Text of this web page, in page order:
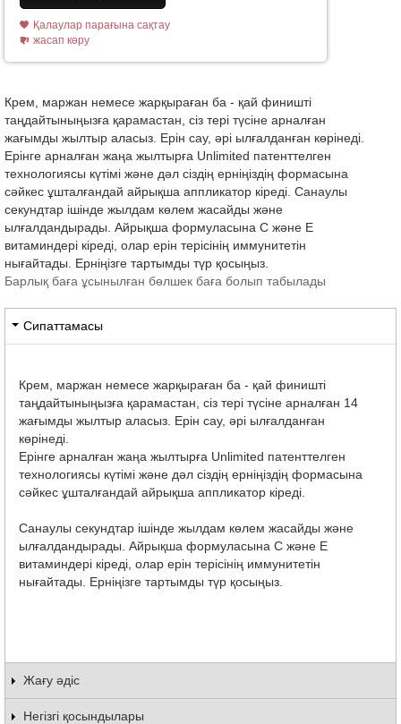
Қалаулар парағына сақтау
жасап көру
Крем, маржан немесе жарқыраған ба - қай финишті
таңдайтыныңызға қарамастан, сіз тері түсіне арналған
жағымды жылтыр аласыз. Ерін сау, әрі ылғалданған көрінеді.
Ерінге арналған жаңа жылтырға Unlimited патенттелген
технологиясы күтімі және дәл сіздің ерніңіздің формасына
сәйкес ұшталғандай айрықша аппликатор кіреді. Санаулы
секундтар ішінде жылдам көлем жасайды және
ылғалдандырады. Айрықша формуласына С және Е
витаминдері кіреді, олар ерін терісінің иммунитетін
нығайтады. Ерніңізге тартымды түр қосыңыз.
Барлық баға ұсынылған бөлшек баға болып табылады
Сипаттамасы
Крем, маржан немесе жарқыраған ба - қай финишті
таңдайтыныңызға қарамастан, сіз тері түсіне арналған 14
жағымды жылтыр аласыз. Ерін сау, әрі ылғалданған
көрінеді.
Ерінге арналған жаңа жылтырға Unlimited патенттелген
технологиясы күтімі және дәл сіздің ерніңіздің формасына
сәйкес ұшталғандай айрықша аппликатор кіреді.
Санаулы секундтар ішінде жылдам көлем жасайды және
ылғалдандырады. Айрықша формуласына С және Е
витаминдері кіреді, олар ерін терісінің иммунитетін
нығайтады. Ерніңізге тартымды түр қосыңыз.
Жағу әдіс
Негізгі қосындылары